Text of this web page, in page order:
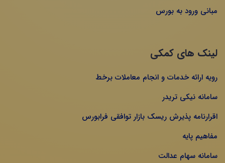
مبانی ورود به بورس
لینک های کمکی
رویه ارائه خدمات و انجام معاملات برخط
سامانه نیکی تریدر
اقرارنامه پذیرش ریسک بازار توافقی فرابورس
مفاهیم پایه
سامانه سهام عدالت